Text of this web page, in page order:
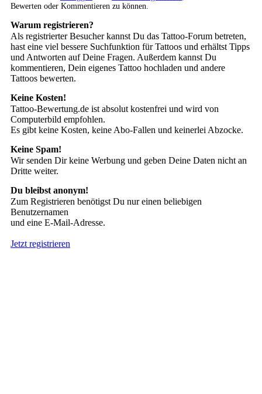
Bewerten oder Kommentieren zu können.
Warum registrieren?
Als registrierter Besucher kannst Du das Tattoo-Forum betreten,
hast eine viel bessere Suchfunktion für Tattoos und erhältst Tipps
und Antworten auf Deine Fragen. Außerdem kannst Du
kommentieren, Dein eigenes Tattoo hochladen und andere
Tattoos bewerten.
Keine Kosten!
Tattoo-Bewertung.de ist absolut kostenfrei und wird von
Computerbild empfohlen.
Es gibt keine Kosten, keine Abo-Fallen und keinerlei Abzocke.
Keine Spam!
Wir senden Dir keine Werbung und geben Deine Daten nicht an
Dritte weiter.
Du bleibst anonym!
Zum Registrieren benötigst Du nur einen beliebigen
Benutzernamen
und eine E-Mail-Adresse.
Jetzt registrieren